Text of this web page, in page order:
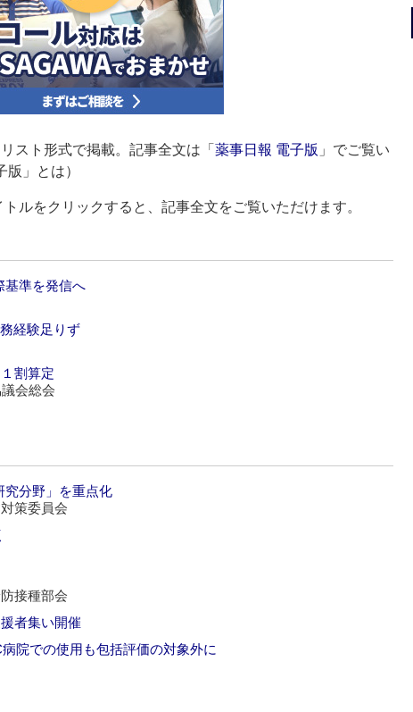
スト形式で掲載。記事全文は「 薬事日報 電子版 」でご覧い
版」とは）
ルをクリックすると、記事全文をご覧いただけます。
基準を発信へ
経験足りず
割算定
会総会
究分野」を重点化
策委員会
接種部会
者集い開催
院での使用も包括評価の対象外に